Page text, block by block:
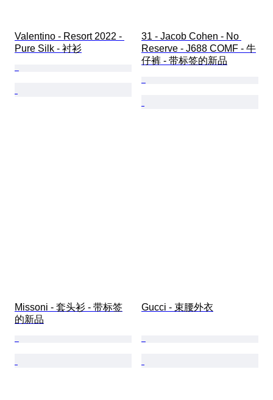
Valentino - Resort 2022 -
Pure Silk - 衬衫
31 - Jacob Cohen - No
Reserve - J688 COMF - 牛
仔裤 - 带标签的新品
Missoni - 套头衫 - 带标签
的新品
Gucci - 束腰外衣